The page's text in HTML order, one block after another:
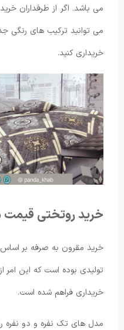
می باشد. اگر از طرفداران
می توانید ترکیب های رنگی
خریداری کنید.
خرید روتختی قیمت
خرید مقرون به صرفه بر
تولیدی بوده است که این امر
خریداری فراهم شده است.
مدل های تک نفره و دو نفره